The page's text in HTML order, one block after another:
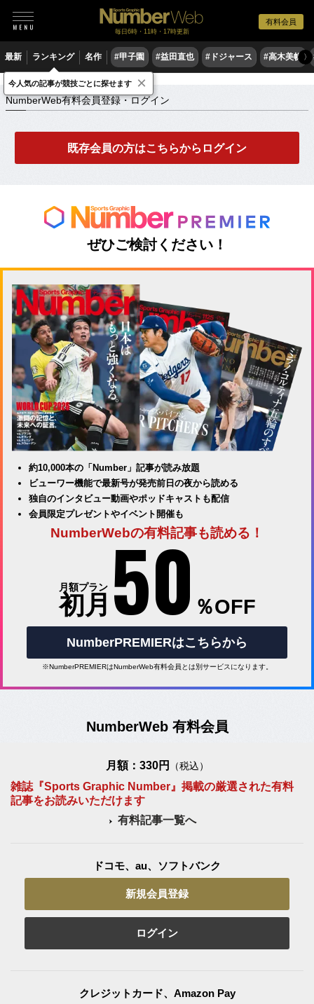
有料会員
毎日6時・11時・17時更新
最新 ランキング 名作 #甲子園 #益田直也 #ドジャース #高木美帆 〉
NumberWeb有料会員登録・ログイン
NumberWeb有料会員登録・ログイン
既存会員の方はこちらからログイン
ぜひご検討ください！
約10,000本の「Number」記事が読み放題
ビューワー機能で最新号が発売前日の夜から読める
独自のインタビュー動画やポッドキャストも配信
会員限定プレゼントやイベント開催も
NumberWebの有料記事も読める！
月額プラン
初月 50 ％OFF
NumberPREMIERはこちらから
※NumberPREMIERはNumberWeb有料会員とは別サービスになります。
NumberWeb 有料会員
月額：330円 （税込）
雑誌『Sports Graphic Number』掲載の厳選された有料
記事をお読みいただけます
有料記事一覧へ
ドコモ、au、ソフトバンク
新規会員登録
ログイン
クレジットカード、Amazon Pay
今人気の記事が競技ごとに探せます ×